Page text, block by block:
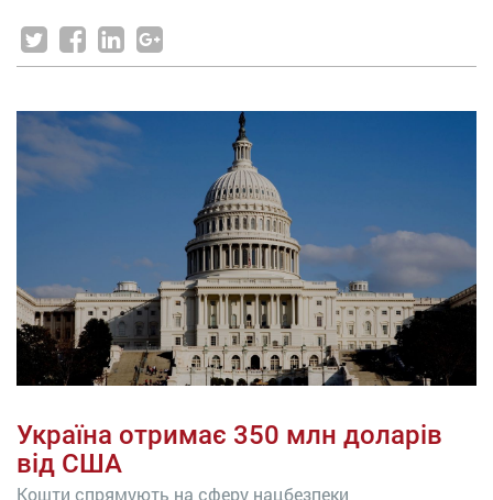
Україна отримає 350 млн доларів
від США
Кошти спрямують на сферу нацбезпеки